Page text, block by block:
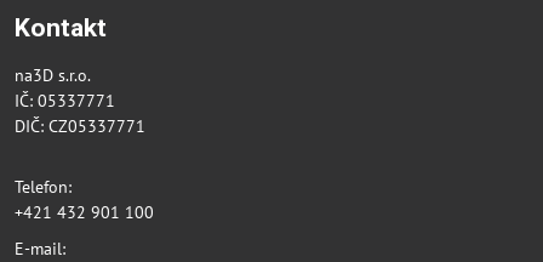
Kontakt
na3D s.r.o.
IČ: 05337771
DIČ: CZ05337771
Telefon:
+421 432 901 100
E-mail: